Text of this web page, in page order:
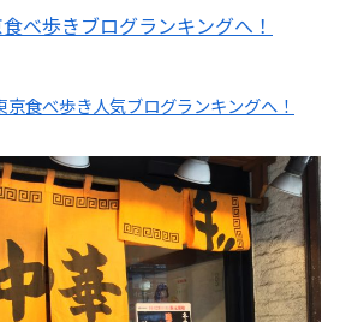
べ歩きブログランキングへ！
京食べ歩き人気ブログランキングへ！